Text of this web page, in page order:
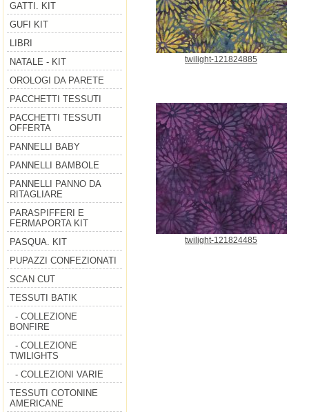
GATTI. KIT
GUFI KIT
LIBRI
NATALE - KIT
OROLOGI DA PARETE
PACCHETTI TESSUTI
PACCHETTI TESSUTI
OFFERTA
PANNELLI BABY
PANNELLI BAMBOLE
PANNELLI PANNO DA
RITAGLIARE
PARASPIFFERI E
FERMAPORTA KIT
PASQUA. KIT
PUPAZZI CONFEZIONATI
SCAN CUT
TESSUTI BATIK
- COLLEZIONE
BONFIRE
- COLLEZIONE
TWILIGHTS
- COLLEZIONI VARIE
TESSUTI COTONINE
AMERICANE
twilight-121824885
twilight-121824485